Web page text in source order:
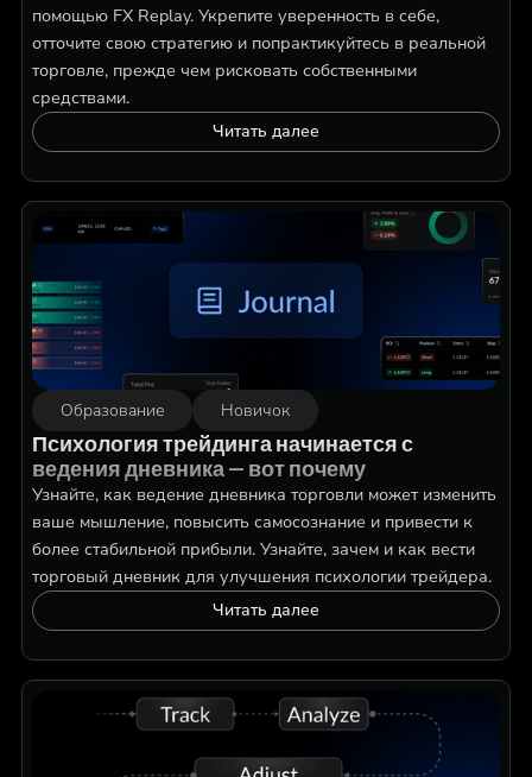
помощью FX Replay. Укрепите уверенность в себе,
отточите свою стратегию и попрактикуйтесь в реальной
торговле, прежде чем рисковать собственными
средствами.
Читать далее
Образование Новичок
Психология трейдинга начинается с
ведения дневника — вот почему
Узнайте, как ведение дневника торговли может изменить
ваше мышление, повысить самосознание и привести к
более стабильной прибыли. Узнайте, зачем и как вести
торговый дневник для улучшения психологии трейдера.
Читать далее